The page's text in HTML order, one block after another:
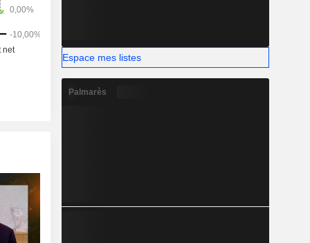
Espace mes listes
Palmarès